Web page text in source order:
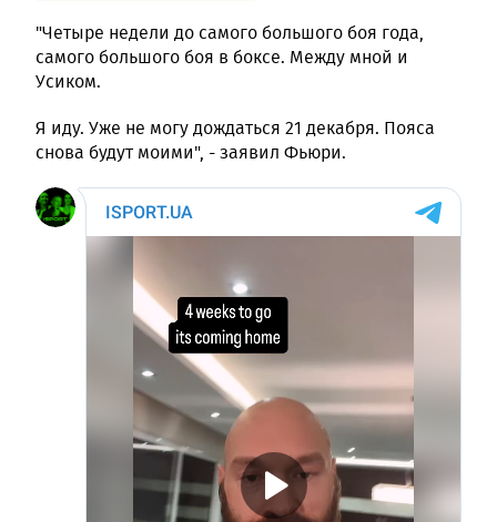
"Четыре недели до самого большого боя года,
самого большого боя в боксе. Между мной и
Усиком.
Я иду. Уже не могу дождаться 21 декабря. Пояса
снова будут моими", - заявил Фьюри.